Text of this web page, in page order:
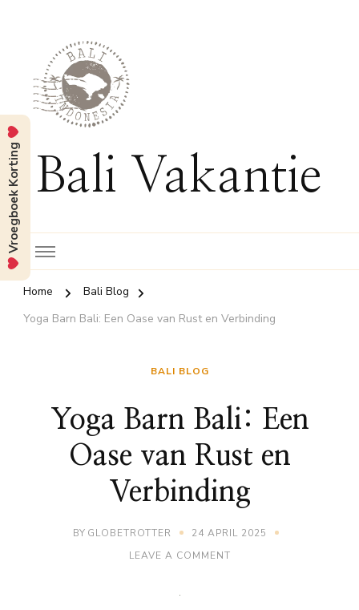
Bali Vakantie
Home
Bali Blog
Yoga Barn Bali: Een Oase van Rust en Verbinding
BALI BLOG
Yoga Barn Bali: Een
Oase van Rust en
Verbinding
BY GLOBETROTTER
24 APRIL 2025
LEAVE A COMMENTON
Vroegboek Korting